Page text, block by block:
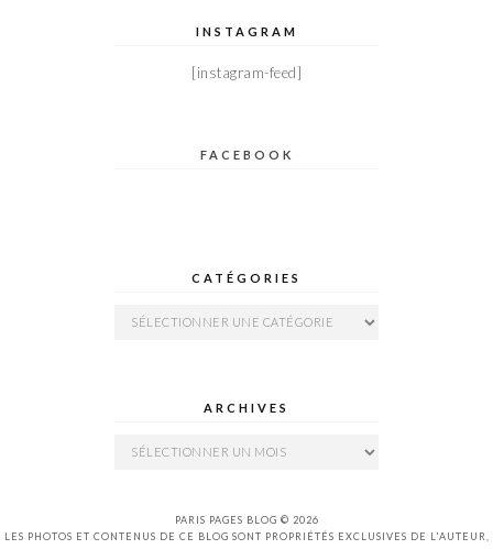
INSTAGRAM
[instagram-feed]
FACEBOOK
CATÉGORIES
Catégories
ARCHIVES
Archives
PARIS PAGES BLOG © 2026
LES PHOTOS ET CONTENUS DE CE BLOG SONT PROPRIÉTÉS EXCLUSIVES DE L'AUTEUR,